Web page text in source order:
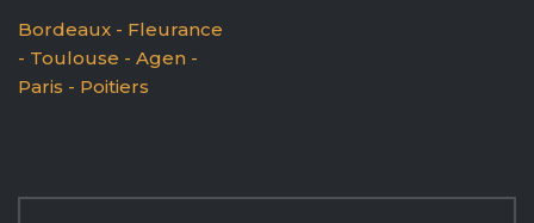
Bordeaux - Fleurance
- Toulouse - Agen -
Paris - Poitiers